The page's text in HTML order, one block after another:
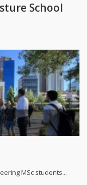
School
MSc students...